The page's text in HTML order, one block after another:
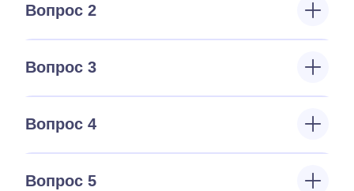
Вопрос 2
Вопрос 3
Вопрос 4
Вопрос 5